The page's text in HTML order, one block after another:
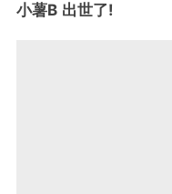
小薯B 出世了!